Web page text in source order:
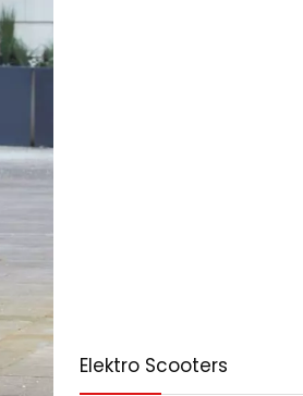
Elektro Scooters